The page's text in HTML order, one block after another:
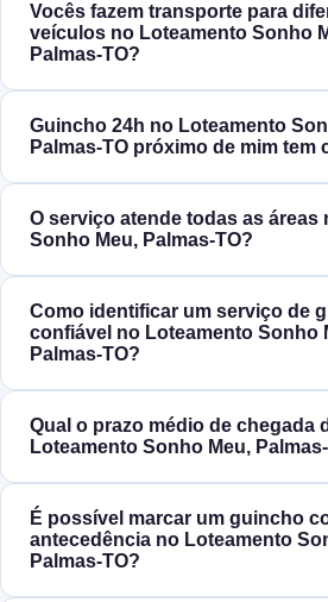
Vocês fazem transporte para
veículos no Loteamento Sonho
Palmas‑TO?
Guincho 24h no Loteamento
Palmas‑TO próximo de mim tem
O serviço atende todas as áreas
Sonho Meu, Palmas‑TO?
Como identificar um serviço de
confiável no Loteamento Sonho
Palmas‑TO?
Qual o prazo médio de chegada
Loteamento Sonho Meu,
É possível marcar um guincho
antecedência no Loteamento
Palmas‑TO?